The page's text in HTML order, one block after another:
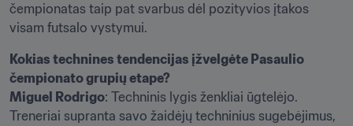
čempionatas taip pat svarbus dėl pozityvios įtakos
visam futsalo vystymui.
Kokias technines tendencijas įžvelgėte Pasaulio
čempionato grupių etape?
Miguel Rodrigo: Techninis lygis ženkliai ūgtelėjo.
Treneriai supranta savo žaidėjų techninius sugebėjimus,